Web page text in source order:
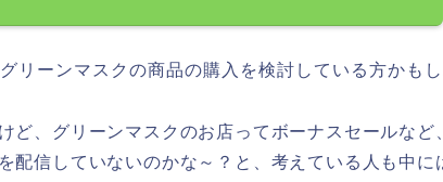
リーンマスクの商品の購入を検討している方かもし
ど、グリーンマスクのお店ってボーナスセールなど
配信していないのかな～？と、考えている人も中に